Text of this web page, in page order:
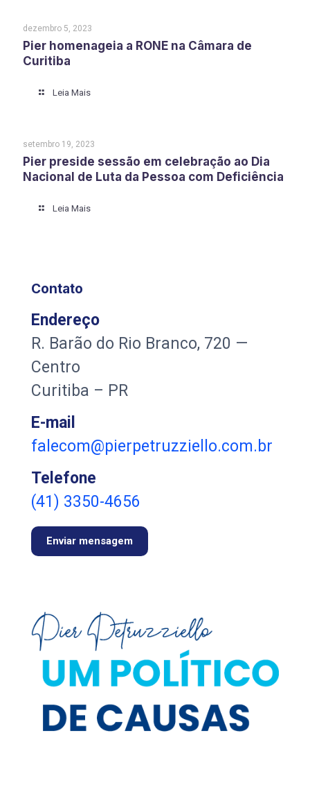
dezembro 5, 2023
Pier homenageia a RONE na Câmara de
Curitiba
Leia Mais
setembro 19, 2023
Pier preside sessão em celebração ao Dia
Nacional de Luta da Pessoa com Deficiência
Leia Mais
Contato
Endereço
R. Barão do Rio Branco, 720 —
Centro
Curitiba – PR
E-mail
falecom@pierpetruzziello.com.br
Telefone
(41) 3350-4656
Enviar mensagem